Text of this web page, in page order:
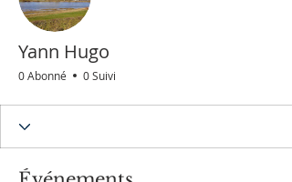
Yann Hugo
0 Abonné 0 Suivi